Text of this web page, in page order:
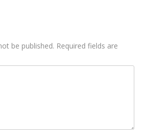
be published. Required fields are